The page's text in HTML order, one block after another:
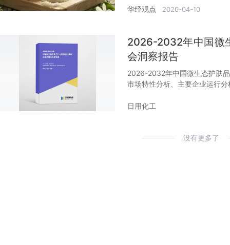
元。
华经观点 2026-04-10
2026-2032年中国微
会洞察报告
2026-2032年中国微生态护肤
市场特性分析、主要企业运行
日用化工
没有更多了